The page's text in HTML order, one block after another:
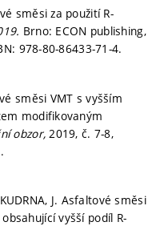
směsi za použití R-
Brno: ECON publishing,
978-80-86433-71-4.
směsi VMT s vyšším
modifikovaným
obzor, 2019, č. 7-8,
KUDRNA, J. Asfaltové směsi
vyšší podíl R-